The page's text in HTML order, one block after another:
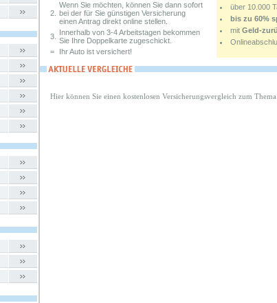
2.
Wenn Sie möchten, können Sie dann sofort
bei der für Sie günstigen Versicherung
einen Antrag direkt online stellen.
3.
Innerhalb von 3-4 Arbeitstagen bekommen
Sie Ihre Doppelkarte zugeschickt.
=
Ihr Auto ist versichert!
über 10.000
bis zu 60%
mit Geld-
Hier können Sie einen kostenlosen Versicherungsvergleich zum